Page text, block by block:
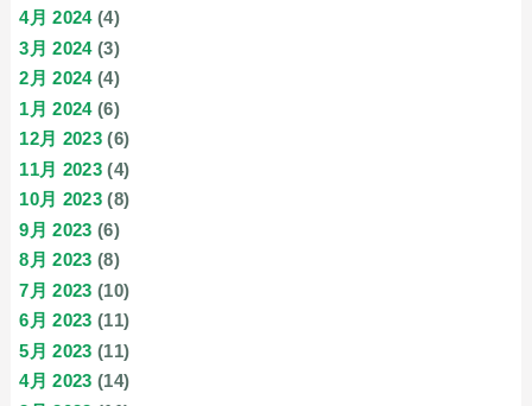
4月 2024(4)
3月 2024(3)
2月 2024(4)
1月 2024(6)
12月 2023 (6)
11月 2023 (4)
10月 2023 (8)
9月 2023 (6)
8月 2023 (8)
7月 2023 (10)
6月 2023 (11)
5月 2023 (11)
4月 2023 (14)